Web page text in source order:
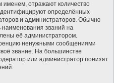
отражают количество
определённых
и администраторов. Обычно
званий на
её администратором.
ненужными сообщениями
звание. На большинстве
или администратор понизят